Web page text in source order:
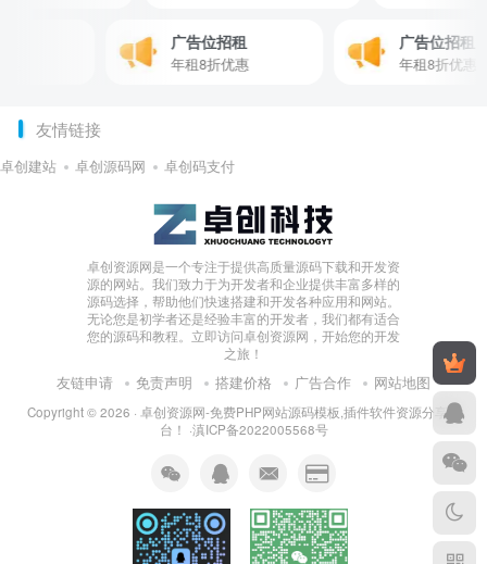
广告位招租
年租8折优惠
广告位招租
年租8折优惠
友情链接
卓创建站 卓创源码网 卓创码支付
卓创资源网是一个专注于提供高质量源码下载和开发资
源的网站。我们致力于为开发者和企业提供丰富多样的
源码选择，帮助他们快速搭建和开发各种应用和网站。
无论您是初学者还是经验丰富的开发者，我们都有适合
您的源码和教程。立即访问卓创资源网，开始您的开发
之旅！
友链申请 免责声明 搭建价格 广告合作 网站地图
Copyright © 2026 · 卓创资源网-免费PHP网站源码模板,插件软件资源分享平
台！ ·滇ICP备2022005568号